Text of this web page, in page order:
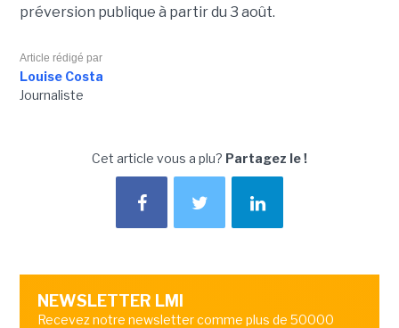
préversion publique à partir du 3 août.
Article rédigé par
Louise Costa
Journaliste
Cet article vous a plu? Partagez le !
NEWSLETTER LMI
Recevez notre newsletter comme plus de 50000